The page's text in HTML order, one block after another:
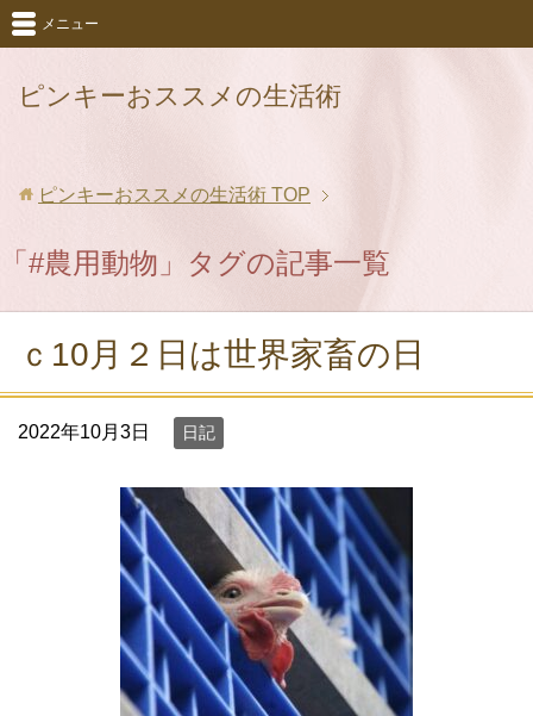
ピンキーおススメの生活術
メニュー
ピンキーおススメの生活術 TOP
「#農用動物」タグの記事一覧
ｃ10月２日は世界家畜の日
2022年10月3日 日記